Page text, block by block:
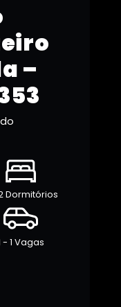
–
Dormitórios
- 1 Vagas